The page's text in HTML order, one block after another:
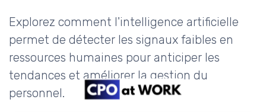
Explorez comment l'intelligence artificielle
permet de détecter les signaux faibles en
ressources humaines pour anticiper les
tendances et améliorer la gestion du
personnel.